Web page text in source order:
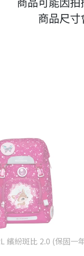
商品可能因
商品尺
繽紛斑比 2.0 (保固一